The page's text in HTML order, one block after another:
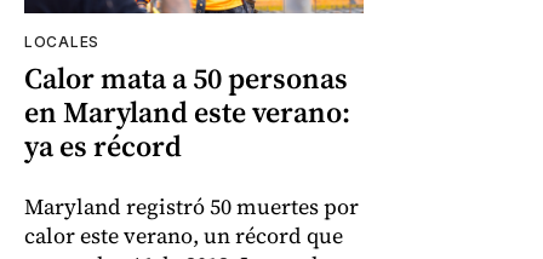
LOCALES
Calor mata a 50 personas
en Maryland este verano:
ya es récord
Maryland registró 50 muertes por
calor este verano, un récord que